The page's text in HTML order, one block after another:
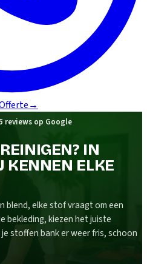
→
reviews op Google
IN
KENNEN ELKE
blend, elke stof vraagt om een
bekleding, kiezen het juiste
stoffen bank er weer fris, schoon